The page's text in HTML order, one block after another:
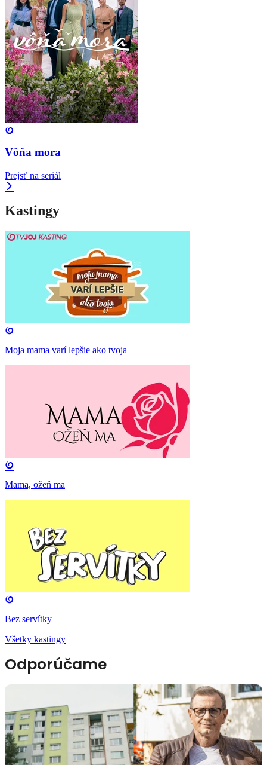
Vôňa mora
Prejsť na seriál
Kastingy
Moja mama varí lepšie ako tvoja
Mama, ožeň ma
Bez servítky
Všetky kastingy
Odporúčame